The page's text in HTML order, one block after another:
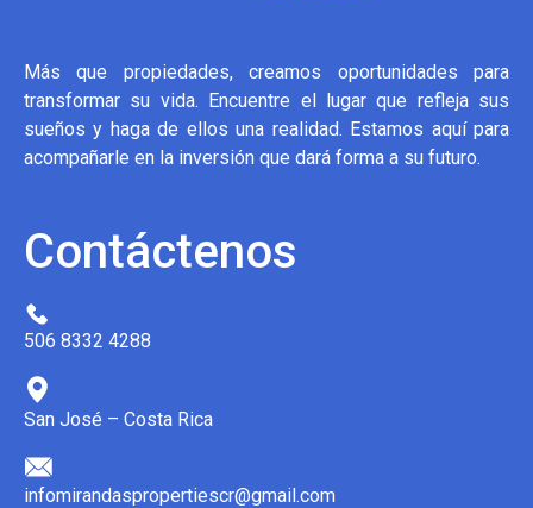
Más que propiedades, creamos oportunidades para
transformar su vida. Encuentre el lugar que refleja sus
sueños y haga de ellos una realidad. Estamos aquí para
acompañarle en la inversión que dará forma a su futuro.
Contáctenos
506 8332 4288
San José – Costa Rica
infomirandaspropertiescr@gmail.com